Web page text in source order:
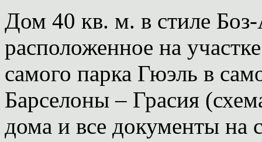
Дом 40 кв. м. в стиле
расположенное на
самого парка Гюэль в
Барселоны – Грасия
дома и все документы на